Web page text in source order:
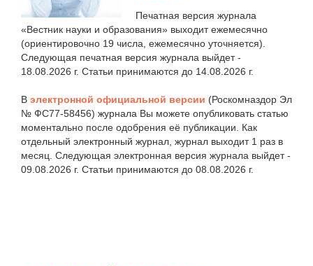
Печатная версия журнала
«Вестник науки и образования» выходит ежемесячно
(ориентировочно 19 числа, ежемесячно уточняется).
Следующая печатная версия журнала выйдет -
18.08.2026 г. Статьи принимаются до 14.08.2026 г.
В электронной официальной версии (Роскомназдор Эл
№ ФС77-58456) журнала Вы можете опубликовать статью
моментально после одобрения её публикации. Как
отдельный электронный журнал, журнал выходит 1 раз в
месяц. Следующая электронная версия журнала выйдет -
09.08.2026 г. Статьи принимаются до 08.08.2026 г.